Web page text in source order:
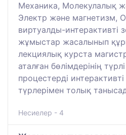
Механика, Молекулалық
Электр және магнетизм,
виртуалды-интерактивті
жұмыстар жасалынып
лекциялық курста
аталған бөлімдерінің
процестерді
түрлерімен толық
Несиелер - 4